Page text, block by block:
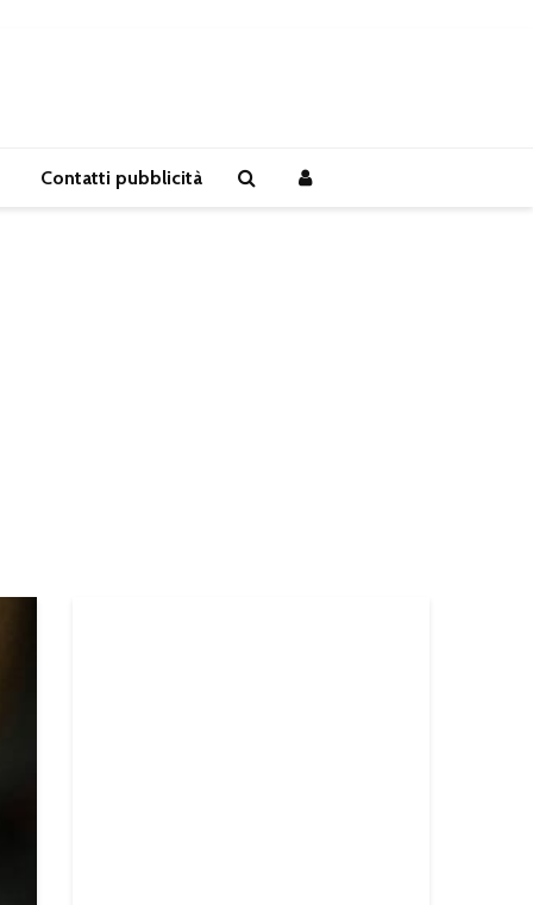
Contatti pubblicità